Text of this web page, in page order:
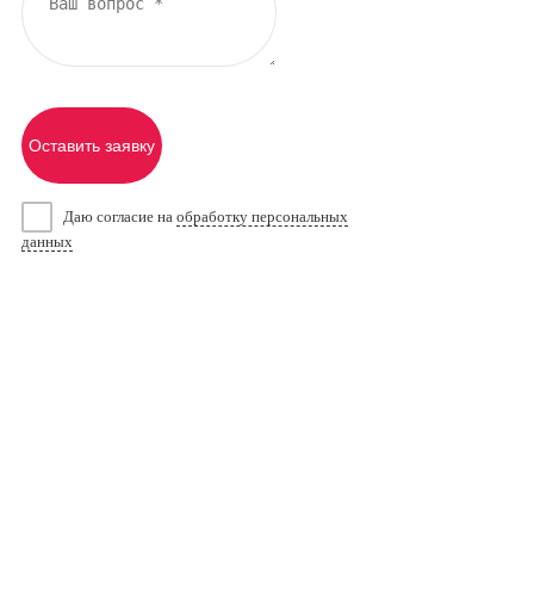
Оставить заявку
Даю согласие на обработку персональных
данных